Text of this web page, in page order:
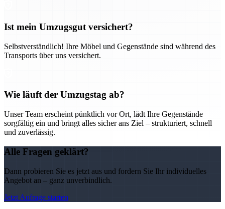
Ist mein Umzugsgut versichert?
Selbstverständlich! Ihre Möbel und Gegenstände sind während des
Transports über uns versichert.
Wie läuft der Umzugstag ab?
Unser Team erscheint pünktlich vor Ort, lädt Ihre Gegenstände
sorgfältig ein und bringt alles sicher ans Ziel – strukturiert, schnell
und zuverlässig.
Alle Fragen geklärt?
Dann probieren Sie es jetzt aus und fordern Sie Ihr individuelles
Angebot an – ganz unverbindlich.
Jetzt Anfrage starten